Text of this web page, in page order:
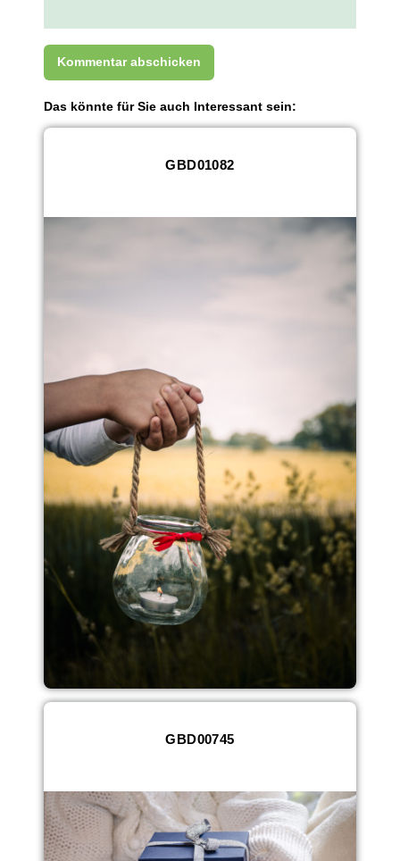
Das könnte für Sie auch Interessant sein:
GBD01082
GBD00745